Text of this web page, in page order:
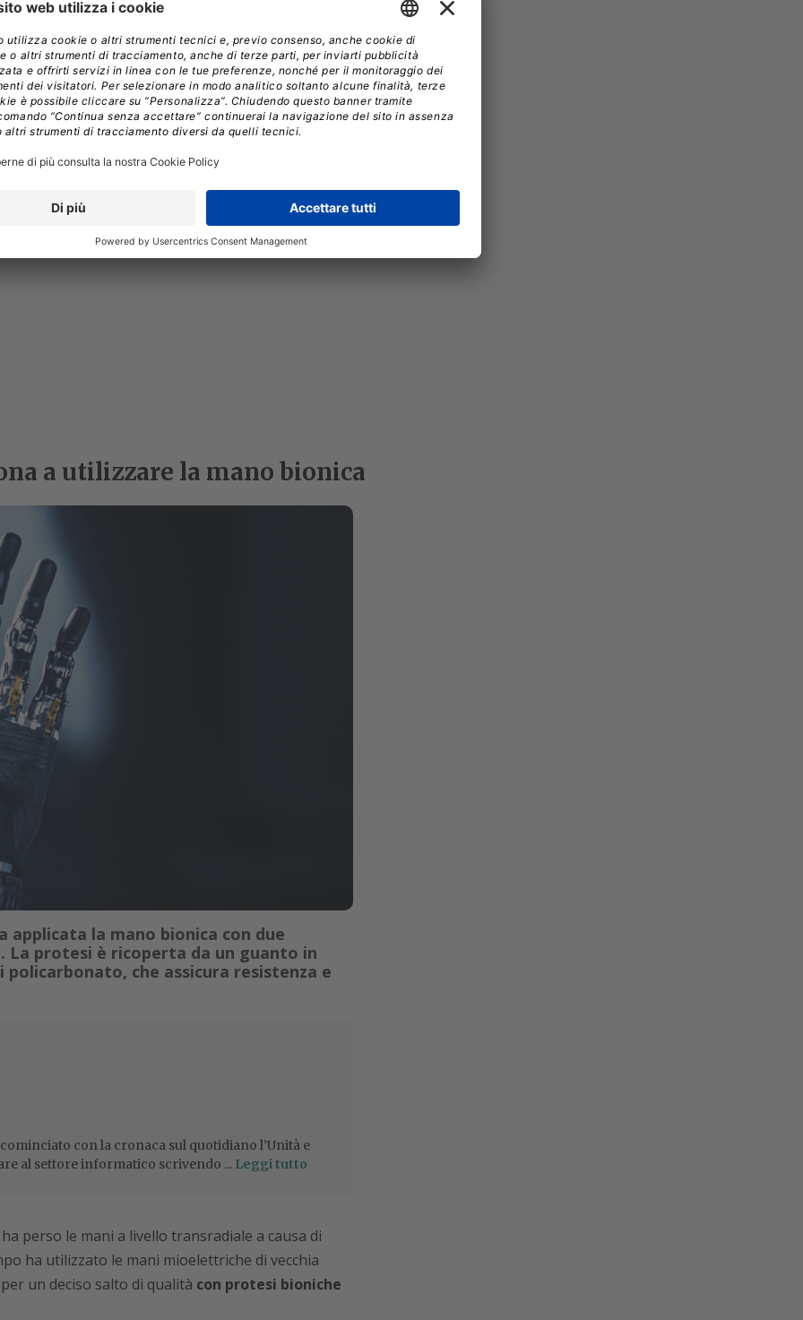
Hannes, in grado di riprodurre circa il 90%
consente all’utente di afferrare gli oggetti,
rendendo i gesti più fluidi. Tutto questo,
costo inferiore del 30%e prestazioni superiori, in
batteria che può durare fino a un’intera
della protesi in un sistema protesico
a utilizzare la mano bionica
la mano bionica con due
La protesi è ricoperta da un guanto in
che assicura resistenza e
con la cronaca sul quotidiano l’Unità e
al settore informatico scrivendo ... Leggi tutto
perso le mani a livello transradiale a causa di
ha utilizzato le mani mioelettriche di vecchia
un deciso salto di qualità con protesi bioniche